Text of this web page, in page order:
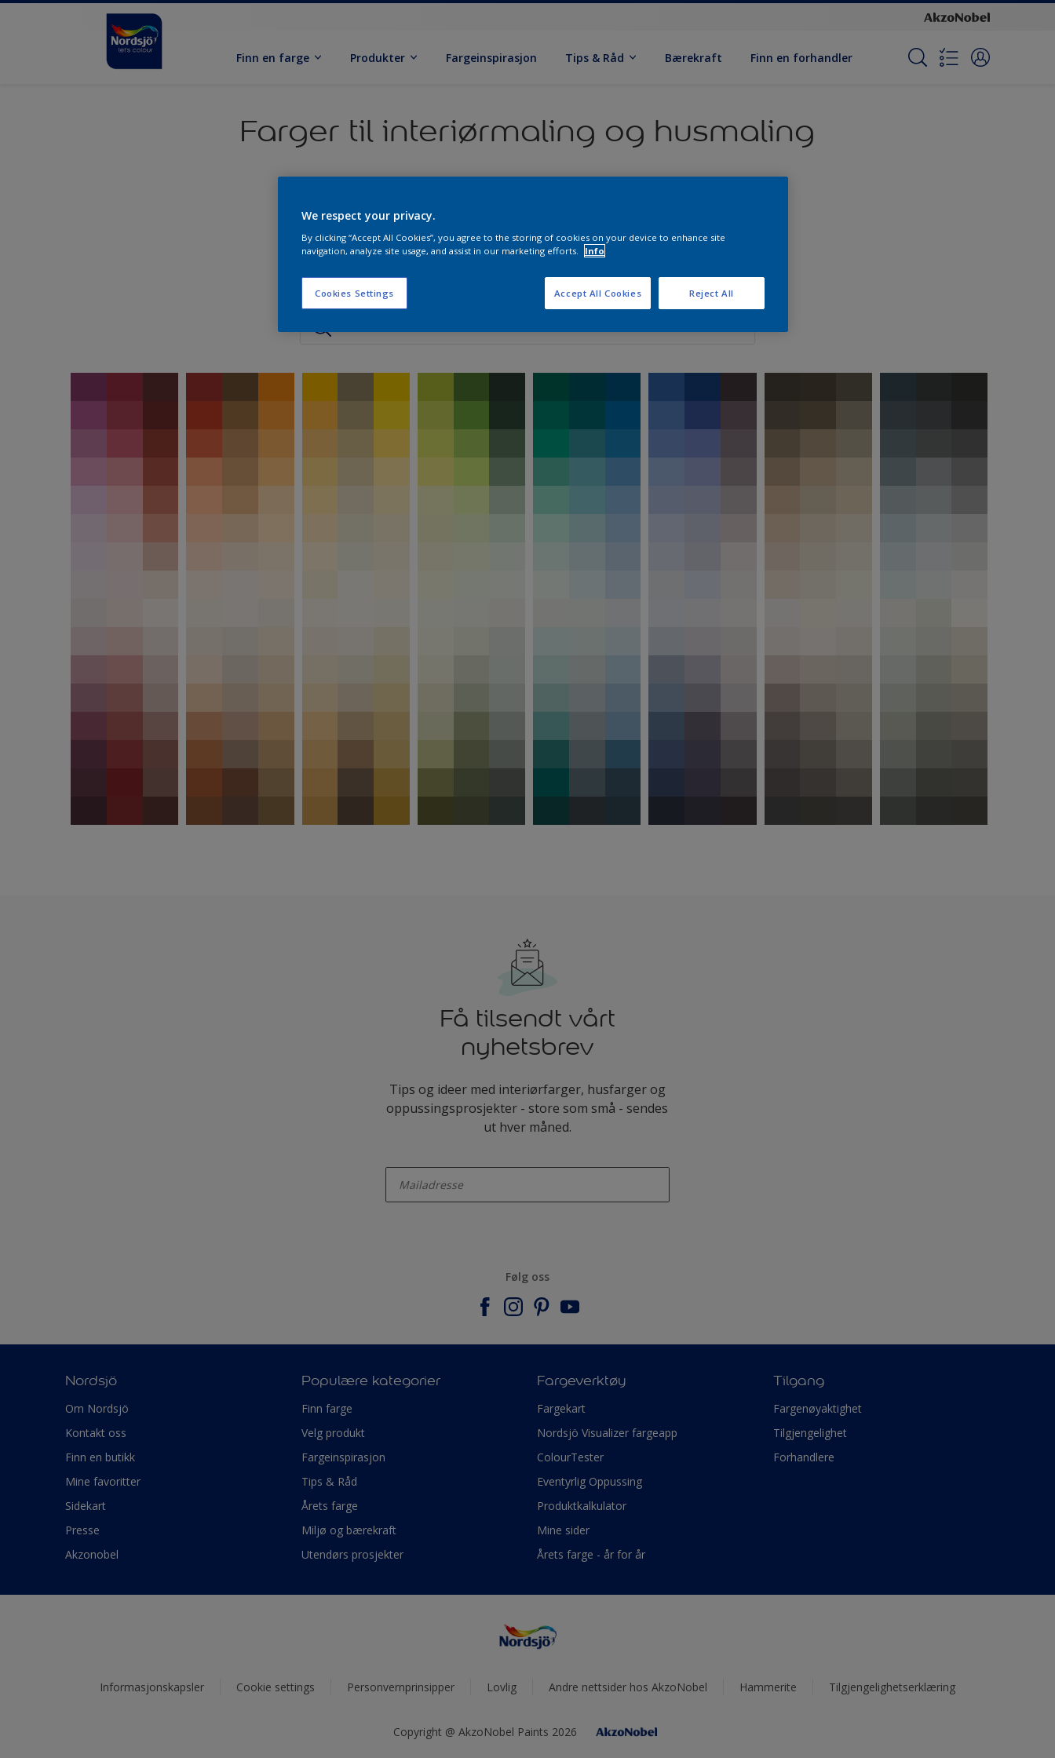
Finn en farge Produkter Fargeinspirasjon Tips & Råd Bærekraft Finn en forhandler
Farger til interiørmaling og husmaling
Fargekolleksjon
Fargekolleksjon
Få tilsendt vårt
nyhetsbrev
Tips og ideer med interiørfarger, husfarger og
oppussingsprosjekter - store som små - sendes
ut hver måned.
Følg oss
Nordsjö
Om Nordsjö
Kontakt oss
Finn en butikk
Mine favoritter
Sidekart
Presse
Akzonobel
Populære kategorier
Finn farge
Velg produkt
Fargeinspirasjon
Tips & Råd
Årets farge
Miljø og bærekraft
Utendørs prosjekter
Fargeverktøy
Fargekart
Nordsjö Visualizer fargeapp
ColourTester
Eventyrlig Oppussing
Produktkalkulator
Mine sider
Årets farge - år for år
Tilgang
Fargenøyaktighet
Tilgjengelighet
Forhandlere
Informasjonskapsler Cookie settings Personvernprinsipper Lovlig Andre nettsider hos AkzoNobel Hammerite Tilgjengelighetserklæring
Copyright @ AkzoNobel Paints 2026
We respect your privacy.
By clicking “Accept All Cookies”, you agree to the storing of cookies on your device to enhance site
navigation, analyze site usage, and assist in our marketing efforts.
Info
Cookies Settings Reject All
Accept All Cookies